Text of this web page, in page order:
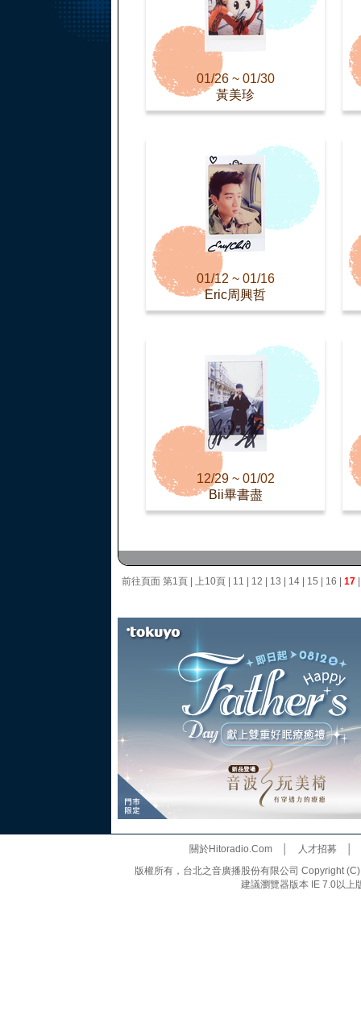
01/26 ~ 01/30
黃美珍
01/12 ~ 01/16
Eric周興哲
12/29 ~ 01/02
Bii畢書盡
前往頁面 第1頁 上10頁 11 12 13 14 15 16 17
關於Hitoradio.Com│ 人才招募
版權所有，台北之音廣播股份有限公司 Copyright
建議瀏覽器版本 IE 7.0以上